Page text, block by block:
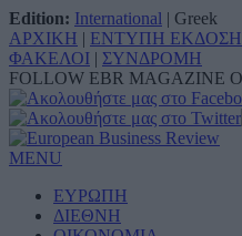
Edition: International | Greek
ΑΡΧΙΚΗ | ΕΝΤΥΠΗ ΕΚΔΟΣΗ
ΦΑΚΕΛΟΙ | ΣΥΝΔΡΟΜΗ
FOLLOW EBR MAGAZINE
MENU
ΕΥΡΩΠΗ
ΔΙΕΘΝΗ